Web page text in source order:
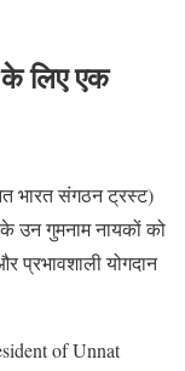
के लिए एक
भारत संगठन ट्रस्ट)
के उन गुमनाम नायकों को
प्रभावशाली योगदान
of Unnat